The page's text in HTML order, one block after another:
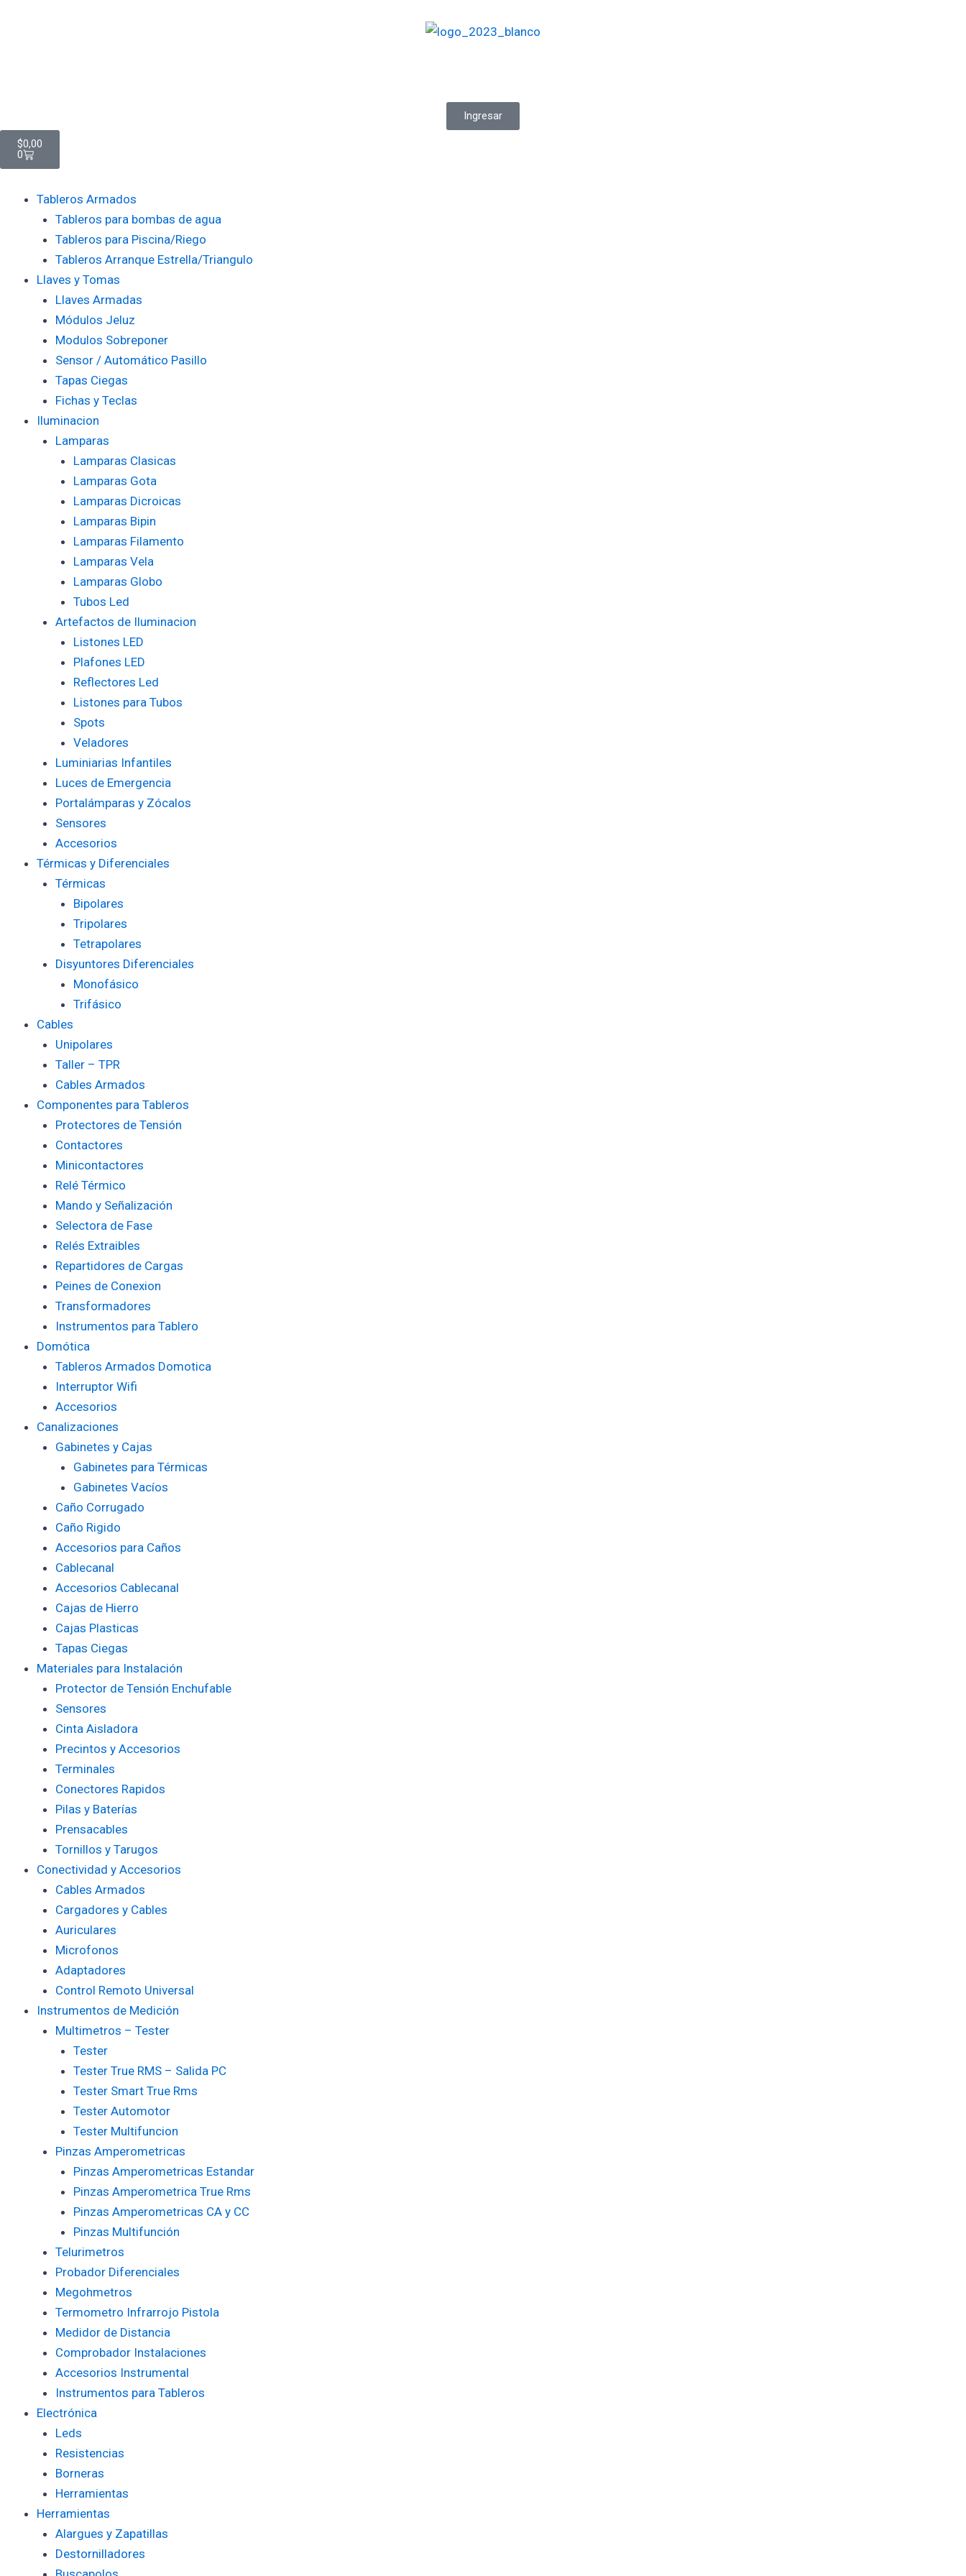
Ingresar
$0,00
0
Cart
Tableros Armados
Tableros para bombas de agua
Tableros para Piscina/Riego
Tableros Arranque Estrella/Triangulo
Llaves y Tomas
Llaves Armadas
Módulos Jeluz
Modulos Sobreponer
Sensor / Automático Pasillo
Tapas Ciegas
Fichas y Teclas
Iluminacion
Lamparas
Lamparas Clasicas
Lamparas Gota
Lamparas Dicroicas
Lamparas Bipin
Lamparas Filamento
Lamparas Vela
Lamparas Globo
Tubos Led
Artefactos de Iluminacion
Listones LED
Plafones LED
Reflectores Led
Listones para Tubos
Spots
Veladores
Luminiarias Infantiles
Luces de Emergencia
Portalámparas y Zócalos
Sensores
Accesorios
Térmicas y Diferenciales
Térmicas
Bipolares
Tripolares
Tetrapolares
Disyuntores Diferenciales
Monofásico
Trifásico
Cables
Unipolares
Taller – TPR
Cables Armados
Componentes para Tableros
Protectores de Tensión
Contactores
Minicontactores
Relé Térmico
Mando y Señalización
Selectora de Fase
Relés Extraibles
Repartidores de Cargas
Peines de Conexion
Transformadores
Instrumentos para Tablero
Domótica
Tableros Armados Domotica
Interruptor Wifi
Accesorios
Canalizaciones
Gabinetes y Cajas
Gabinetes para Térmicas
Gabinetes Vacíos
Caño Corrugado
Caño Rigido
Accesorios para Caños
Cablecanal
Accesorios Cablecanal
Cajas de Hierro
Cajas Plasticas
Tapas Ciegas
Materiales para Instalación
Protector de Tensión Enchufable
Sensores
Cinta Aisladora
Precintos y Accesorios
Terminales
Conectores Rapidos
Pilas y Baterías
Prensacables
Tornillos y Tarugos
Conectividad y Accesorios
Cables Armados
Cargadores y Cables
Auriculares
Microfonos
Adaptadores
Control Remoto Universal
Instrumentos de Medición
Multimetros – Tester
Tester
Tester True RMS – Salida PC
Tester Smart True Rms
Tester Automotor
Tester Multifuncion
Pinzas Amperometricas
Pinzas Amperometricas Estandar
Pinzas Amperometrica True Rms
Pinzas Amperometricas CA y CC
Pinzas Multifunción
Telurimetros
Probador Diferenciales
Megohmetros
Termometro Infrarrojo Pistola
Medidor de Distancia
Comprobador Instalaciones
Accesorios Instrumental
Instrumentos para Tableros
Electrónica
Leds
Resistencias
Borneras
Herramientas
Herramientas
Alargues y Zapatillas
Destornilladores